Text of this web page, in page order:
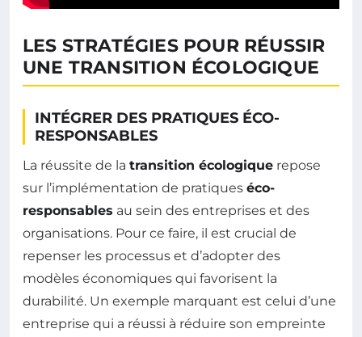
LES STRATÉGIES POUR RÉUSSIR
UNE TRANSITION ÉCOLOGIQUE
INTÉGRER DES PRATIQUES ÉCO-
RESPONSABLES
La réussite de la transition écologique repose
sur l’implémentation de pratiques éco-
responsables au sein des entreprises et des
organisations. Pour ce faire, il est crucial de
repenser les processus et d’adopter des
modèles économiques qui favorisent la
durabilité. Un exemple marquant est celui d’une
entreprise qui a réussi à réduire son empreinte